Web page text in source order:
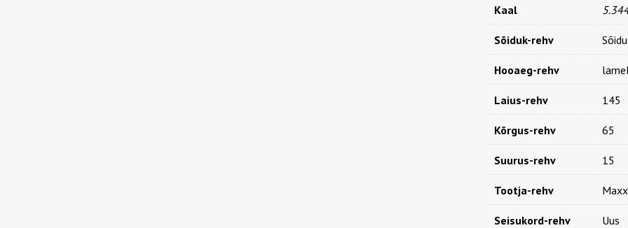
Kaal
Sõiduk-rehv
Hooaeg-rehv
Laius-rehv 145
Kõrgus-rehv 65
Suurus-rehv 15
Tootja-rehv
Seisukord-rehv Uus